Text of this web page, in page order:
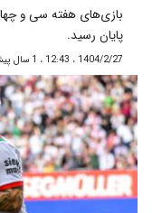
پایان رسید.
1404/2/27 ، 12:43 ، 1 سال پیش